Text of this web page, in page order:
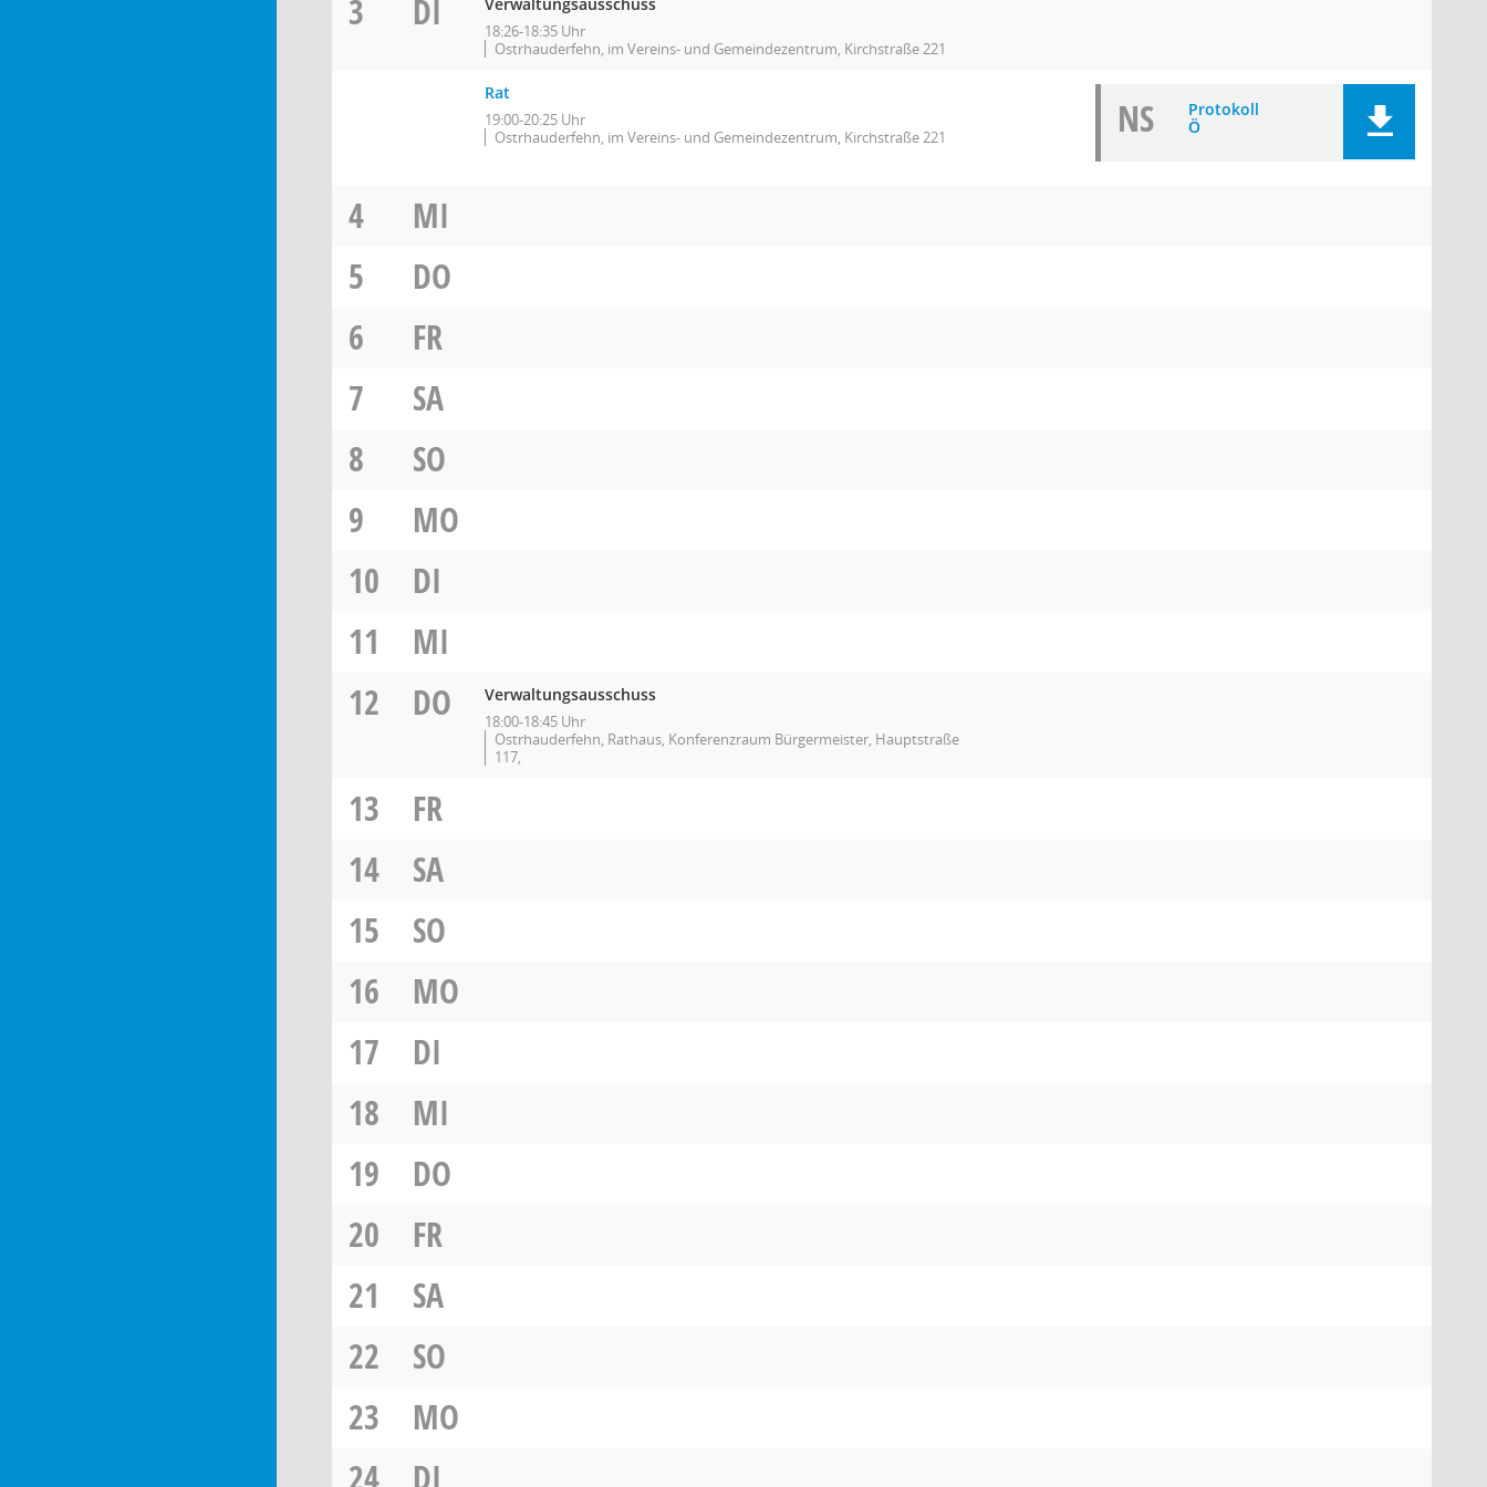
3 DI
18:26-18:35 Uhr
Ostrhauderfehn, im Vereins- und Gemeindezentrum, Kirchstraße 221
Rat
19:00-20:25 Uhr
Ostrhauderfehn, im Vereins- und Gemeindezentrum, Kirchstraße 221
NS
Protokoll
Ö
4
MI
5
DO
6
FR
7
SA
8
SO
9
MO
10
DI
11
MI
12
DO Verwaltungsausschuss
18:00-18:45 Uhr
Ostrhauderfehn, Rathaus, Konferenzraum Bürgermeister, Hauptstraße
117,
13
FR
14
SA
15
SO
16
MO
17
DI
18
MI
19
DO
20
FR
21
SA
22
SO
23
MO
24
DI